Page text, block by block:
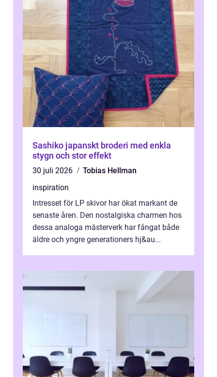
Sashiko japanskt broderi med enkla
stygn och stor effekt
30 juli 2026
Tobias Hellman
inspiration
Intresset för LP skivor har ökat markant de
senaste åren. Den nostalgiska charmen hos
dessa analoga mästerverk har fångat både
äldre och yngre generationers hj&au...